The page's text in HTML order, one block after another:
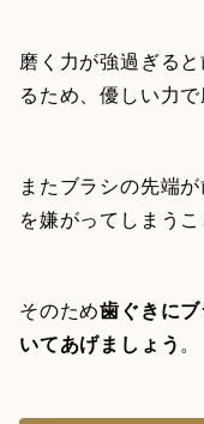
磨く力が強過ぎる
るため、優しい力
またブラシの先端
を嫌がってしまうこ
そのため歯ぐきに
いてあげましょう。